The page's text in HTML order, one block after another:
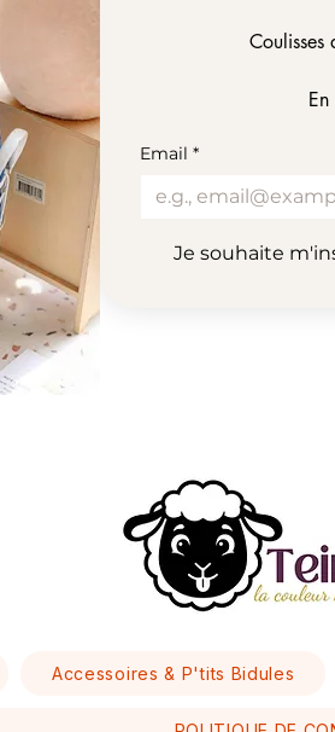
Email *
Je souhaite
Accessoires & P'tits Bidules